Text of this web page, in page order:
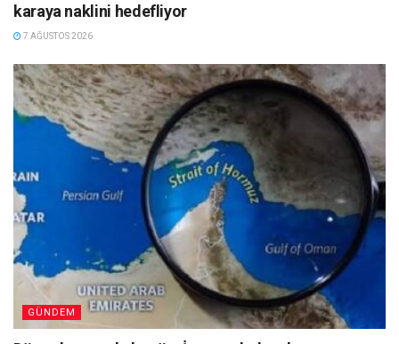
karaya naklini hedefliyor
7 AĞUSTOS 2026
GÜNDEM